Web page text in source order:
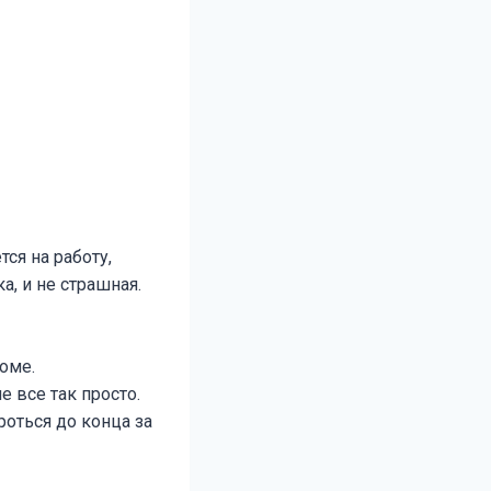
на работу,
и не страшная.
все так просто.
до конца за